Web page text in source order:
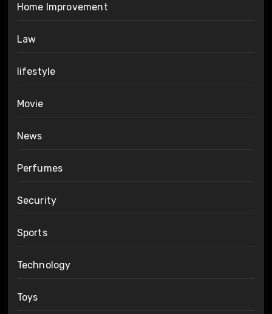
Home Improvement
Law
lifestyle
Movie
News
Perfumes
Security
Sports
Technology
Toys